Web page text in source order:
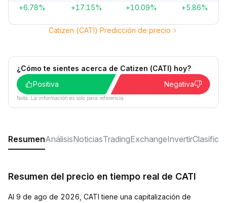
+6.78% +17.15% +10.09% +5.86%
Catizen (CATI) Predicción de precio
¿Cómo te sientes acerca de Catizen (CATI) hoy?
Positiva
Negativa
Nota: La información es solo para referencia.
ResumenAnálisisNoticiasTradingExchangeInvertir
Resumen del precio en tiempo real de CATI
Al 9 de ago de 2026, CATI tiene una capitalización de